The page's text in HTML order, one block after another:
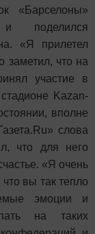
«Барселоны»
поделился
«Я прилетел
заметил, что на
участие в
Kazan-
вполне
слова
что для него
«Я очень
вы так тепло
эмоции и
на таких